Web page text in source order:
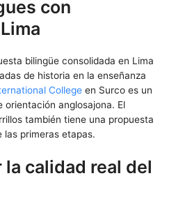
con
bilingüe consolidada en Lima
de historia en la enseñanza
College en Surco es un
orientación anglosajona. El
también tiene una propuesta
las primeras etapas.
calidad real del